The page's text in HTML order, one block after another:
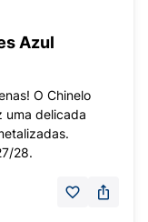
Azul
O Chinelo
uma delicada
28.